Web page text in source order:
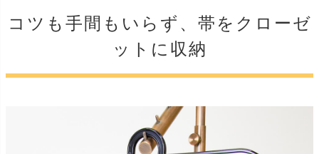
コツも手間もいらず、帯をクローゼ
ットに収納